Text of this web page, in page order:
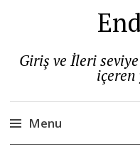
Giriş ve İleri
içeren
Menu